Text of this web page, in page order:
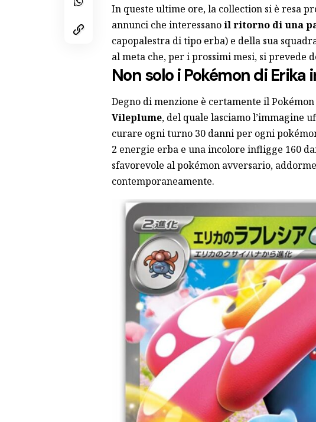
In queste ultime ore, la collection si è resa
annunci che interessanoil ritorno di una
capopalestra di tipo erba) e della sua
al meta che, per i prossimi mesi, si prevede
Non solo i Pokémon di
Degno di menzione è certamente il
Vileplume, del quale lasciamo l’immagine
curare ogni turno 30 danni per ogni
2 energie erba e una incolore infligge 160
sfavorevole al pokémon avversario,
contemporaneamente.